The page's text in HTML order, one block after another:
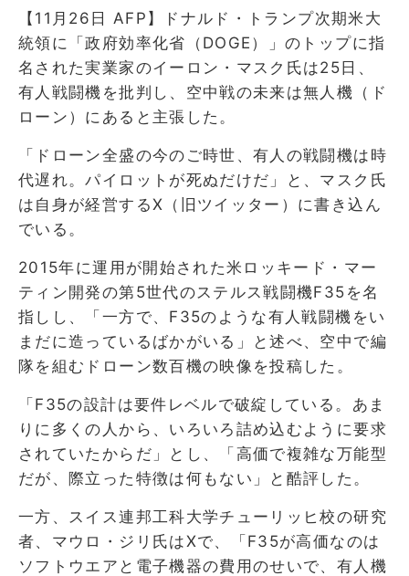
【11月26日 AFP】ドナルド・トランプ次期米大
統領に「政府効率化省（DOGE）」のトップに指
名された実業家のイーロン・マスク氏は25日、
有人戦闘機を批判し、空中戦の未来は無人機（ド
ローン）にあると主張した。
「ドローン全盛の今のご時世、有人の戦闘機は時
代遅れ。パイロットが死ぬだけだ」と、マスク氏
は自身が経営するX（旧ツイッター）に書き込ん
でいる。
2015年に運用が開始された米ロッキード・マー
ティン開発の第5世代のステルス戦闘機F35を名
指しし、「一方で、F35のような有人戦闘機をい
まだに造っているばかがいる」と述べ、空中で編
隊を組むドローン数百機の映像を投稿した。
「F35の設計は要件レベルで破綻している。あま
りに多くの人から、いろいろ詰め込むように要求
されていたからだ」とし、「高価で複雑な万能型
だが、際立った特徴は何もない」と酷評した。
一方、スイス連邦工科大学チューリッヒ校の研究
者、マウロ・ジリ氏はXで、「F35が高価なのは
ソフトウエアと電子機器の費用のせいで、有人機